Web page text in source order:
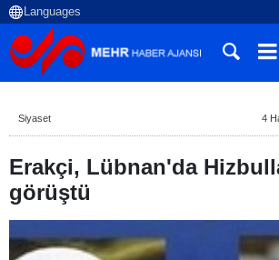
Siyaset 4
Erakçi, Lübnan'da
görüştü